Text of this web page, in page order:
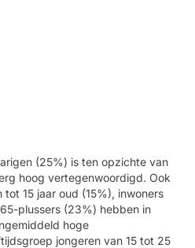
(25%) is ten opzichte van
hoog vertegenwoordigd. Ook
15 jaar oud (15%), inwoners
plussers (23%) hebben in
hoge
jongeren van 15 tot 25